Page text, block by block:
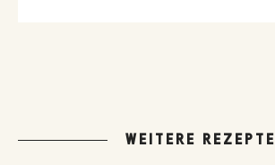
WEITERE REZEPTE